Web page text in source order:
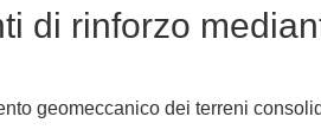
di rinforzo
geomeccanico dei terreni